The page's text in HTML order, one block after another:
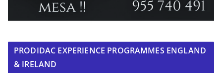
PRODIDAC EXPERIENCE PROGRAMMES ENGLAND
& IRELAND